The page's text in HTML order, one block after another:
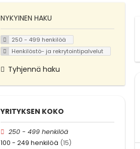
NYKYINEN HAKU
250 - 499 henkilöä
Henkilöstö- ja rekrytointipalvelut
Tyhjennä haku
YRITYKSEN KOKO
250 - 499 henkilöä
100 - 249 henkilöä (15)